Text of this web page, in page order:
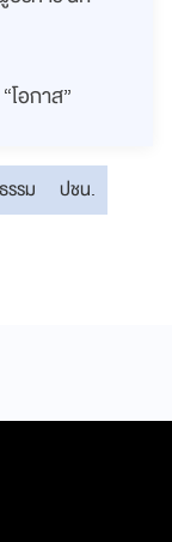
โอกาส”
รม
ปชน.